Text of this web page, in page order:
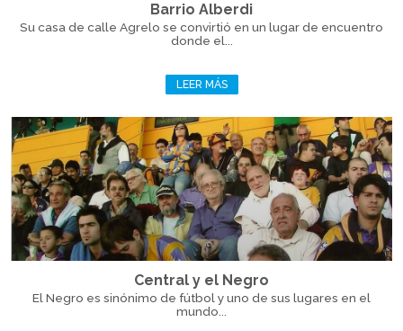
Barrio Alberdi
Su casa de calle Agrelo se convirtió en un lugar de encuentro
donde el...
LEER MÁS
Central y el Negro
El Negro es sinónimo de fútbol y uno de sus lugares en el
mundo...